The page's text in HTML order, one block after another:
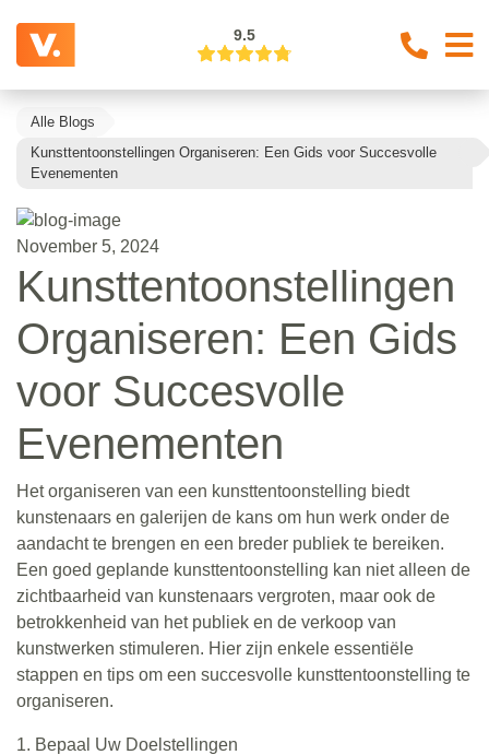
9.5
Alle Blogs
Kunsttentoonstellingen Organiseren: Een Gids voor Succesvolle
Evenementen
November 5, 2024
Kunsttentoonstellingen
Organiseren: Een Gids
voor Succesvolle
Evenementen
Het organiseren van een kunsttentoonstelling biedt
kunstenaars en galerijen de kans om hun werk onder de
aandacht te brengen en een breder publiek te bereiken.
Een goed geplande kunsttentoonstelling kan niet alleen de
zichtbaarheid van kunstenaars vergroten, maar ook de
betrokkenheid van het publiek en de verkoop van
kunstwerken stimuleren. Hier zijn enkele essentiële
stappen en tips om een succesvolle kunsttentoonstelling te
organiseren.
1. Bepaal Uw Doelstellingen